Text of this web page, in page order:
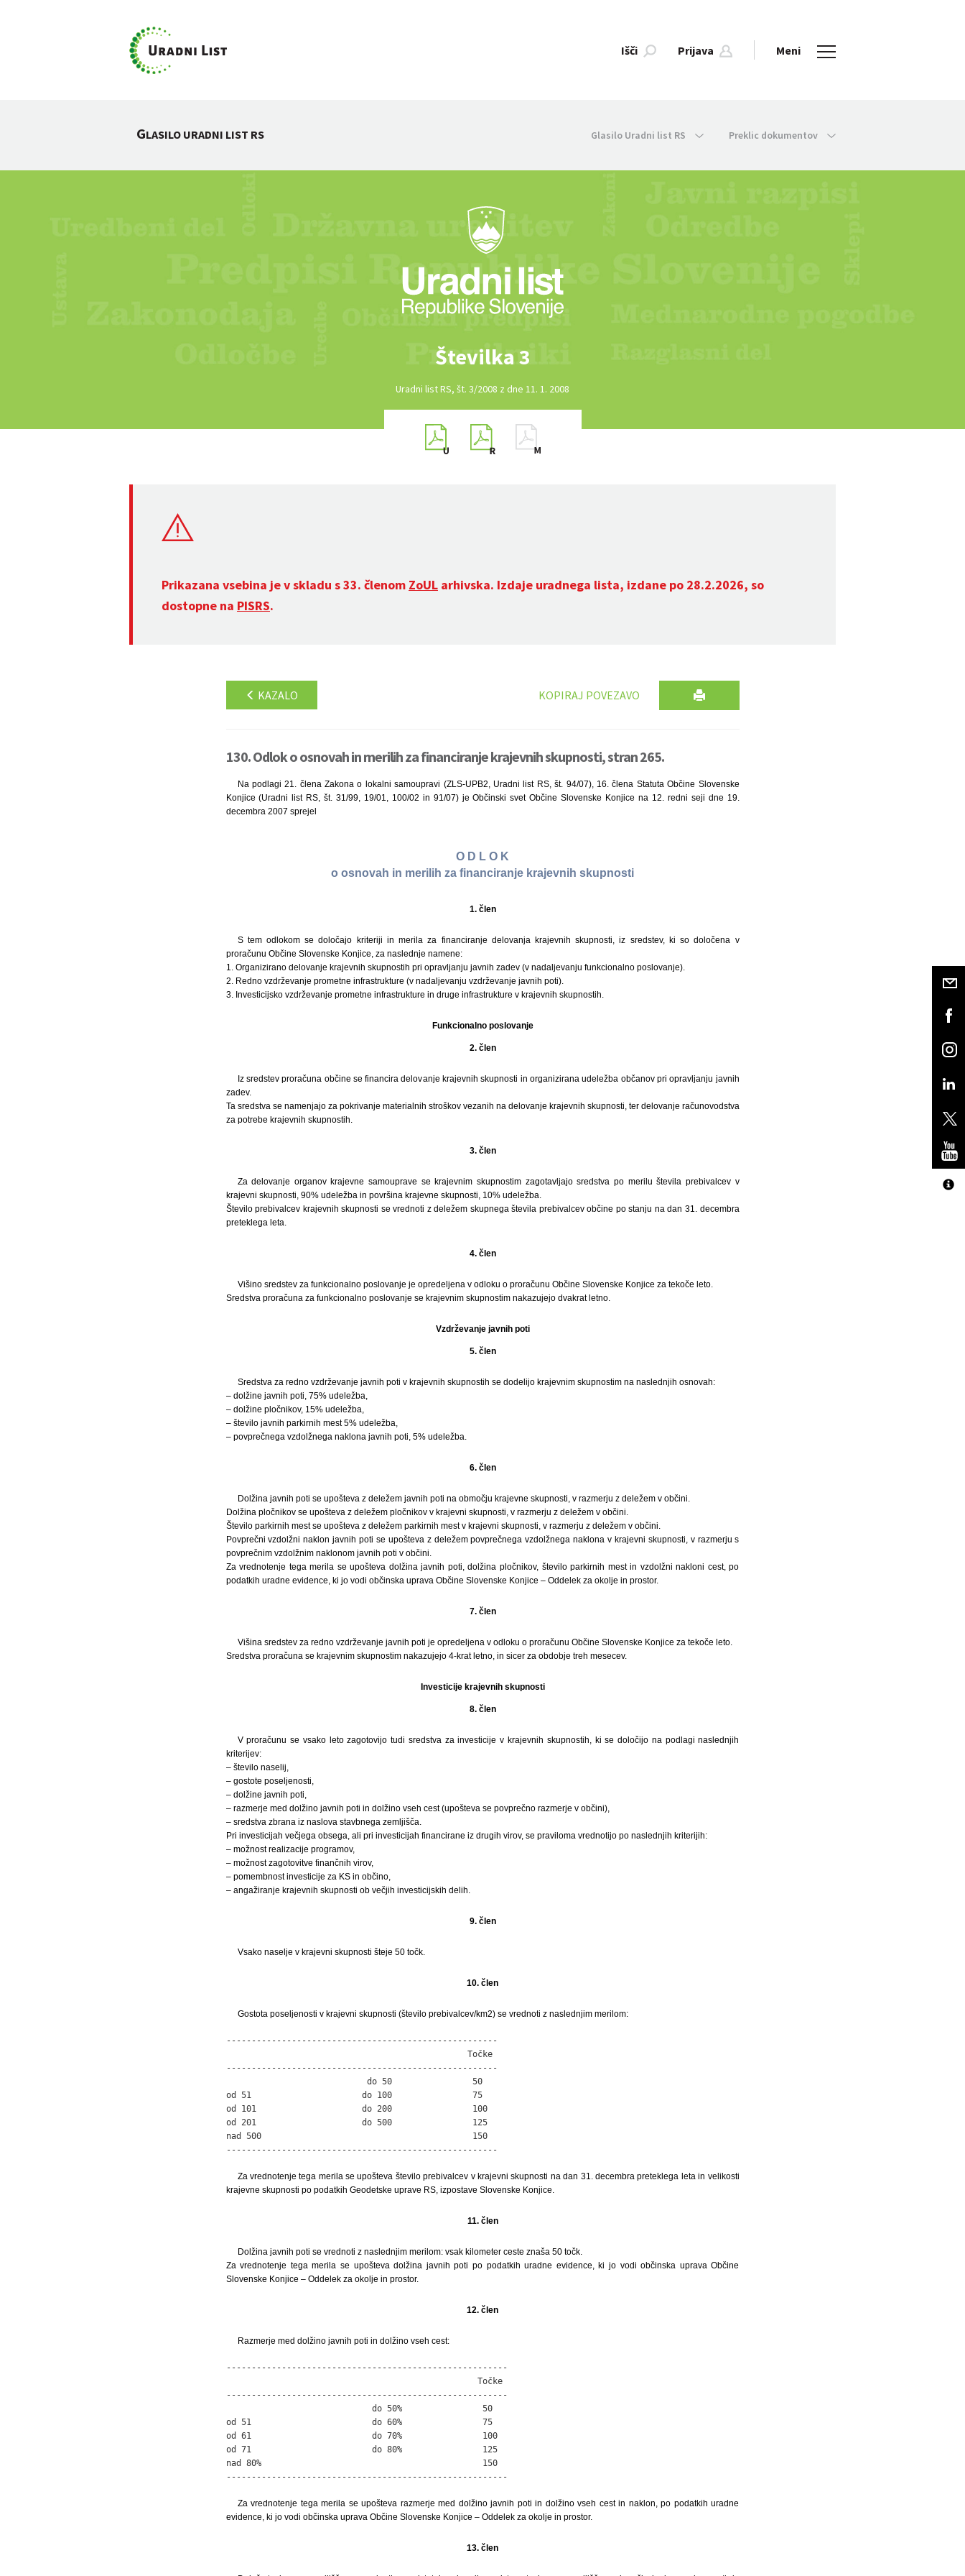
Išči Prijava Meni
GLASILO URADNI LIST RS Glasilo Uradni list RS Preklic dokumentov
Številka 3
Uradni list RS, št. 3/2008 z dne 11. 1. 2008
Prikazana vsebina je v skladu s 33. členom ZoUL arhivska. Izdaje uradnega lista, izdane po 28.2.2026, so
dostopne na PISRS.
KAZALO KOPIRAJ POVEZAVO
130. Odlok o osnovah in merilih za financiranje krajevnih skupnosti, stran 265.
Na podlagi 21. člena Zakona o lokalni samoupravi (ZLS-UPB2, Uradni list RS, št. 94/07), 16. člena Statuta Občine Slovenske
Konjice (Uradni list RS, št. 31/99, 19/01, 100/02 in 91/07) je Občinski svet Občine Slovenske Konjice na 12. redni seji dne 19.
decembra 2007 sprejel
O D L O K
o osnovah in merilih za financiranje krajevnih skupnosti
1. člen
S tem odlokom se določajo kriteriji in merila za financiranje delovanja krajevnih skupnosti, iz sredstev, ki so določena v
proračunu Občine Slovenske Konjice, za naslednje namene:
1. Organizirano delovanje krajevnih skupnostih pri opravljanju javnih zadev (v nadaljevanju funkcionalno poslovanje).
2. Redno vzdrževanje prometne infrastrukture (v nadaljevanju vzdrževanje javnih poti).
3. Investicijsko vzdrževanje prometne infrastrukture in druge infrastrukture v krajevnih skupnostih.
Funkcionalno poslovanje
2. člen
Iz sredstev proračuna občine se financira delovanje krajevnih skupnosti in organizirana udeležba občanov pri opravljanju javnih
zadev.
Ta sredstva se namenjajo za pokrivanje materialnih stroškov vezanih na delovanje krajevnih skupnosti, ter delovanje računovodstva
za potrebe krajevnih skupnostih.
3. člen
Za delovanje organov krajevne samouprave se krajevnim skupnostim zagotavljajo sredstva po merilu števila prebivalcev v
krajevni skupnosti, 90% udeležba in površina krajevne skupnosti, 10% udeležba.
Število prebivalcev krajevnih skupnosti se vrednoti z deležem skupnega števila prebivalcev občine po stanju na dan 31. decembra
preteklega leta.
4. člen
Višino sredstev za funkcionalno poslovanje je opredeljena v odloku o proračunu Občine Slovenske Konjice za tekoče leto.
Sredstva proračuna za funkcionalno poslovanje se krajevnim skupnostim nakazujejo dvakrat letno.
Vzdrževanje javnih poti
5. člen
Sredstva za redno vzdrževanje javnih poti v krajevnih skupnostih se dodelijo krajevnim skupnostim na naslednjih osnovah:
– dolžine javnih poti, 75% udeležba,
– dolžine pločnikov, 15% udeležba,
– število javnih parkirnih mest 5% udeležba,
– povprečnega vzdolžnega naklona javnih poti, 5% udeležba.
6. člen
Dolžina javnih poti se upošteva z deležem javnih poti na območju krajevne skupnosti, v razmerju z deležem v občini.
Dolžina pločnikov se upošteva z deležem pločnikov v krajevni skupnosti, v razmerju z deležem v občini.
Število parkirnih mest se upošteva z deležem parkirnih mest v krajevni skupnosti, v razmerju z deležem v občini.
Povprečni vzdolžni naklon javnih poti se upošteva z deležem povprečnega vzdolžnega naklona v krajevni skupnosti, v razmerju s
povprečnim vzdolžnim naklonom javnih poti v občini.
Za vrednotenje tega merila se upošteva dolžina javnih poti, dolžina pločnikov, število parkirnih mest in vzdolžni nakloni cest, po
podatkih uradne evidence, ki jo vodi občinska uprava Občine Slovenske Konjice – Oddelek za okolje in prostor.
7. člen
Višina sredstev za redno vzdrževanje javnih poti je opredeljena v odloku o proračunu Občine Slovenske Konjice za tekoče leto.
Sredstva proračuna se krajevnim skupnostim nakazujejo 4-krat letno, in sicer za obdobje treh mesecev.
Investicije krajevnih skupnosti
8. člen
V proračunu se vsako leto zagotovijo tudi sredstva za investicije v krajevnih skupnostih, ki se določijo na podlagi naslednjih
kriterijev:
– število naselij,
– gostote poseljenosti,
– dolžine javnih poti,
– razmerje med dolžino javnih poti in dolžino vseh cest (upošteva se povprečno razmerje v občini),
– sredstva zbrana iz naslova stavbnega zemljišča.
Pri investicijah večjega obsega, ali pri investicijah financirane iz drugih virov, se praviloma vrednotijo po naslednjih kriterijih:
– možnost realizacije programov,
– možnost zagotovitve finančnih virov,
– pomembnost investicije za KS in občino,
– angažiranje krajevnih skupnosti ob večjih investicijskih delih.
9. člen
Vsako naselje v krajevni skupnosti šteje 50 točk.
10. člen
Gostota poseljenosti v krajevni skupnosti (število prebivalcev/km2) se vrednoti z naslednjim merilom:
------------------------------------------------------
                                                Točke
------------------------------------------------------
                            do 50                50
od 51                      do 100                75
od 101                     do 200                100
od 201                     do 500                125
nad 500                                          150
------------------------------------------------------
Za vrednotenje tega merila se upošteva število prebivalcev v krajevni skupnosti na dan 31. decembra preteklega leta in velikosti
krajevne skupnosti po podatkih Geodetske uprave RS, izpostave Slovenske Konjice.
11. člen
Dolžina javnih poti se vrednoti z naslednjim merilom: vsak kilometer ceste znaša 50 točk.
Za vrednotenje tega merila se upošteva dolžina javnih poti po podatkih uradne evidence, ki jo vodi občinska uprava Občine
Slovenske Konjice – Oddelek za okolje in prostor.
12. člen
Razmerje med dolžino javnih poti in dolžino vseh cest:
--------------------------------------------------------
                                                  Točke
--------------------------------------------------------
                             do 50%                50
od 51                        do 60%                75
od 61                        do 70%                100
od 71                        do 80%                125
nad 80%                                            150
--------------------------------------------------------
Za vrednotenje tega merila se upošteva razmerje med dolžino javnih poti in dolžino vseh cest in naklon, po podatkih uradne
evidence, ki jo vodi občinska uprava Občine Slovenske Konjice – Oddelek za okolje in prostor.
13. člen